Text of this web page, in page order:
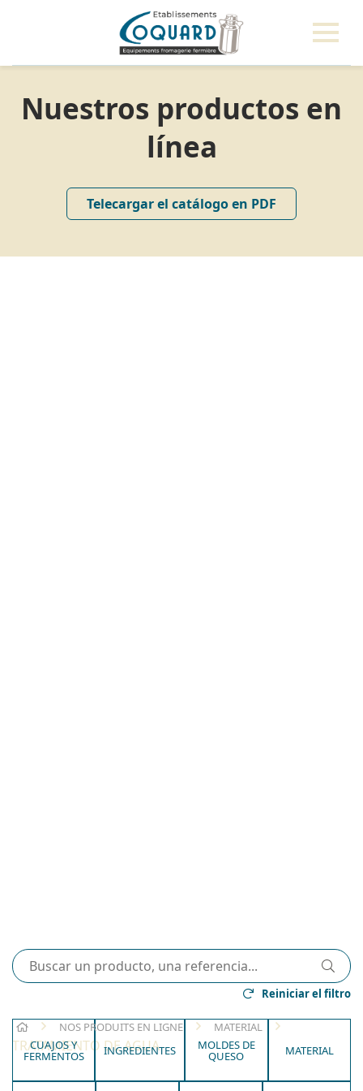
Nuestros productos en
línea
Telecargar el catálogo en PDF
Reiniciar el filtro
CUAJOS Y
FERMENTOS INGREDIENTES MOLDES DE
QUESO MATERIAL
HOME NOS PRODUITS EN LIGNE MATERIAL
TRATAMIENTO DE AGUA